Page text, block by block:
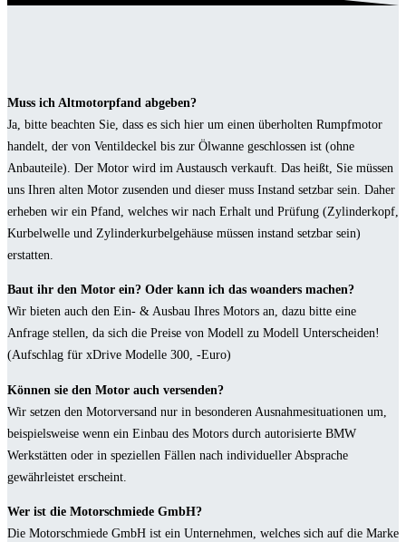
Muss ich Altmotorpfand abgeben?
Ja, bitte beachten Sie, dass es sich hier um einen überholten Rumpfmotor
handelt, der von Ventildeckel bis zur Ölwanne geschlossen ist (ohne
Anbauteile). Der Motor wird im Austausch verkauft. Das heißt, Sie müssen
uns Ihren alten Motor zusenden und dieser muss Instand setzbar sein. Daher
erheben wir ein Pfand, welches wir nach Erhalt und Prüfung (Zylinderkopf,
Kurbelwelle und Zylinderkurbelgehäuse müssen instand setzbar sein)
erstatten.
Baut ihr den Motor ein? Oder kann ich das woanders machen?
Wir bieten auch den Ein- & Ausbau Ihres Motors an, dazu bitte eine
Anfrage stellen, da sich die Preise von Modell zu Modell Unterscheiden!
(Aufschlag für xDrive Modelle 300, -Euro)
Können sie den Motor auch versenden?
Wir setzen den Motorversand nur in besonderen Ausnahmesituationen um,
beispielsweise wenn ein Einbau des Motors durch autorisierte BMW
Werkstätten oder in speziellen Fällen nach individueller Absprache
gewährleistet erscheint.
Wer ist die Motorschmiede GmbH?
Die Motorschmiede GmbH ist ein Unternehmen, welches sich auf die Marke